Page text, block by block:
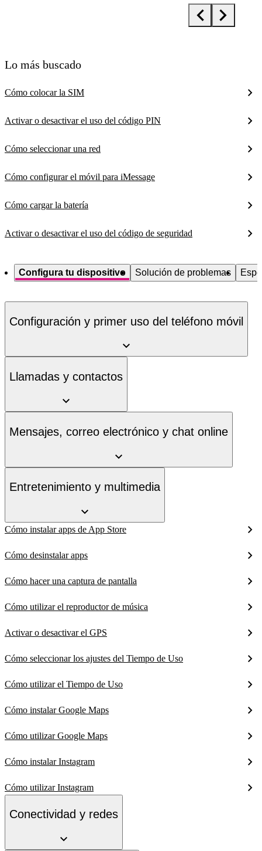
Lo más buscado
Cómo colocar la SIM
Activar o desactivar el uso del código PIN
Cómo seleccionar una red
Cómo configurar el móvil para iMessage
Cómo cargar la batería
Activar o desactivar el uso del código de seguridad
Configura tu dispositivo Solución de problemas
Configuración y primer uso del teléfono móvil
Llamadas y contactos
Mensajes, correo electrónico y chat online
Entretenimiento y multimedia
Cómo instalar apps de App Store
Cómo desinstalar apps
Cómo hacer una captura de pantalla
Cómo utilizar el reproductor de música
Activar o desactivar el GPS
Cómo seleccionar los ajustes del Tiempo de Uso
Cómo utilizar el Tiempo de Uso
Cómo instalar Google Maps
Cómo utilizar Google Maps
Cómo instalar Instagram
Cómo utilizar Instagram
Conectividad y redes